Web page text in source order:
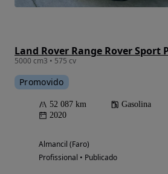
5000 cm3 • 575 cv
Promovido
52 087 km Gasolina
2020
Almancil (Faro)
Profissional • Publicado